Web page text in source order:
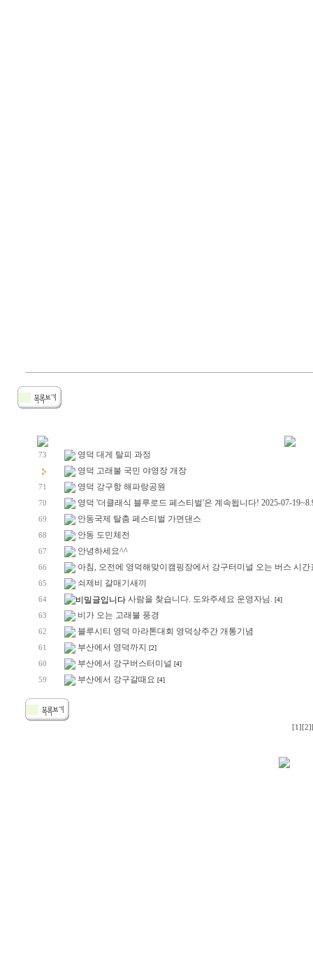
73
영덕 대게 탈피 과정
영덕 고래불 국민 야영장 개장
71 영덕 강구항 해파랑공원
70 영덕 '더클래식 블루로드 페스티벌'은 계속됩니다! 2025-07-
69 안동국제 탈춤 페스티벌 가면댄스
68 안동 도민체전
67 안녕하세요^^
66 아침, 오전에 영덕해맞이캠핑장에서 강구터미널 오는 버스 시간
65 쇠제비 갈매기새끼
64 사람을 찾습니다. 도와주세요 운영자님. [4]
63 비가 오는 고래불 풍경
62 블루시티 영덕 마라톤대회 영덕상주간 개통기념
61 부산에서 영덕까지 [2]
60 부산에서 강구버스터미널 [4]
59 부산에서 강구갈때요 [4]
[1] [2]